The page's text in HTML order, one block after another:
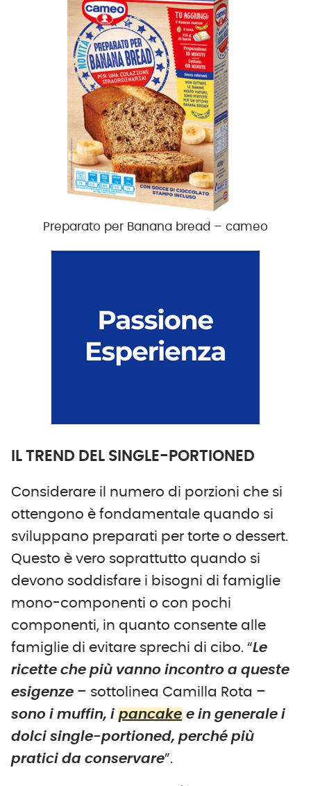
Preparato per Banana bread – cameo
IL TREND DEL SINGLE-PORTIONED
Considerare il numero di porzioni che si
ottengono è fondamentale quando si
sviluppano preparati per torte o dessert.
Questo è vero soprattutto quando si
devono soddisfare i bisogni di famiglie
mono-componenti o con pochi
componenti, in quanto consente alle
famiglie di evitare sprechi di cibo. “Le
ricette che più vanno incontro a queste
esigenze – sottolinea Camilla Rota –
sono i muffin, i pancake e in generale i
dolci single-portioned, perché più
pratici da conservare”.